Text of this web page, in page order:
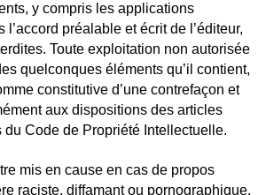
y compris les applications
l’accord préalable et écrit de l’éditeur,
Toute exploitation non autorisée
quelconques éléments qu’il contient,
constitutive d’une contrefaçon et
aux dispositions des articles
du Code de Propriété Intellectuelle.
mis en cause en cas de propos
raciste, diffamant ou pornographique,